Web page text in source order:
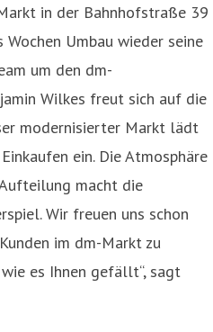
in der Bahnhofstraße 39
Umbau wieder seine
um den dm-
Wilkes freut sich auf die
modernisierter Markt lädt
ein. Die Atmosphäre
macht die
Wir freuen uns schon
im dm-Markt zu
es Ihnen gefällt“, sagt